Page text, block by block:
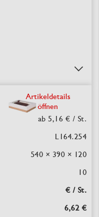
Artikeldetails
öffnen
ab 5,16 € / St.
L164.254
540 × 390 × 120
10
€ / St.
6,62 €